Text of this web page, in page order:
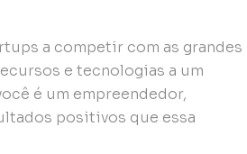
a competir com as grandes
e tecnologias a um
é um empreendedor,
positivos que essa